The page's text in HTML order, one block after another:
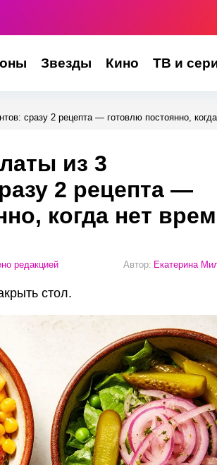
Звезды Кино ТВ и
сразу 2 рецепта — готовлю постоянно,
из 3
2 рецепта —
когда нет
редакцией Автор: Екатерина
стол.